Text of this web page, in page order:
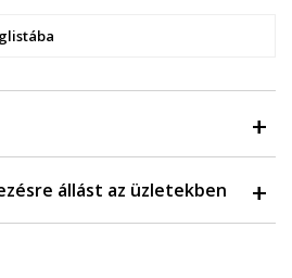
állást az üzletekben